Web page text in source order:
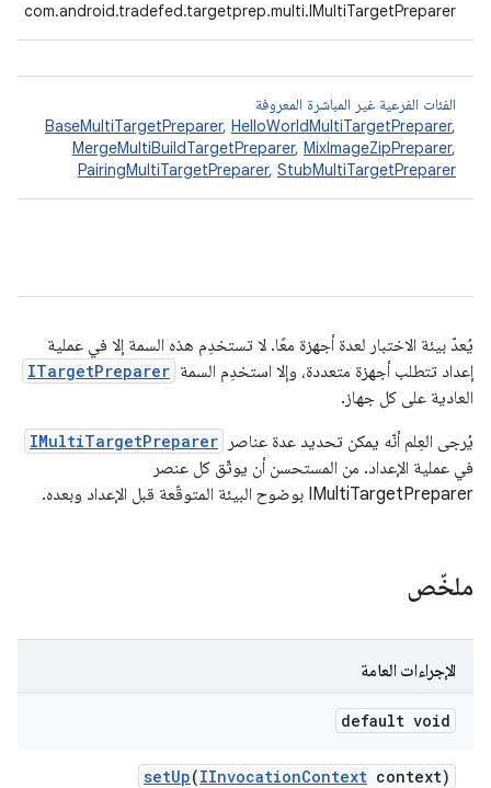
‫com.android.tradefed.targetprep.multi.IMultiTargetPreparer
الفئات الفرعية غير المباشرة المعروفة
BaseMultiTargetPreparer, HelloWorldMultiTargetPreparer,
MergeMultiBuildTargetPreparer, MixImageZipPreparer,
PairingMultiTargetPreparer, StubMultiTargetPreparer
يُعدّ بيئة الاختبار لعدة أجهزة معًا. لا تستخدِم هذه السمة إلا في عملية
إعداد تتطلب أجهزة متعددة، وإلا استخدِم السمة ITargetPreparer
العادية على كل جهاز.
يُرجى العِلم أنّه يمكن تحديد عدة عناصر
IMultiTargetPreparer
في عملية الإعداد. من المستحسن أن يوثّق كل عنصر
IMultiTargetPreparer بوضوح البيئة المتوقّعة قبل الإعداد وبعده.
ملخّص
الإجراءات العامة
default void
setUp(IInvocationContext context)